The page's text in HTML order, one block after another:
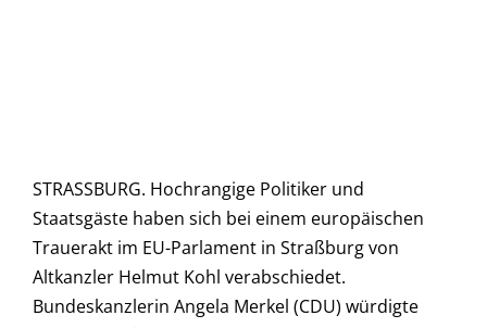
STRASSBURG. Hochrangige Politiker und
Staatsgäste haben sich bei einem europäischen
Trauerakt im EU-Parlament in Straßburg von
Altkanzler Helmut Kohl verabschiedet.
Bundeskanzlerin Angela Merkel (CDU) würdigte